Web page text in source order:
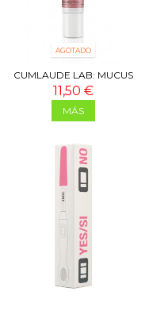
AGOTADO
CUMLAUDE LAB: MUCUS
11,50 €
MÁS